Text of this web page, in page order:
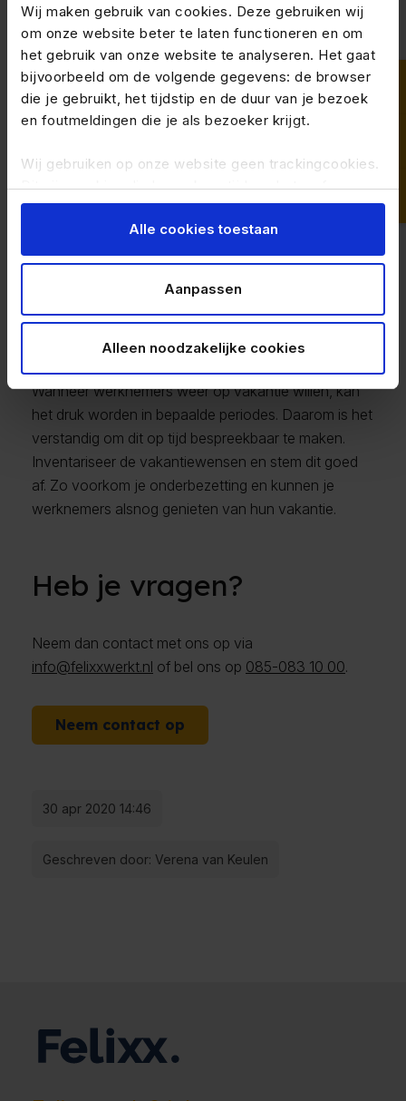
Wij maken gebruik van cookies. Deze gebruiken wij
om onze website beter te laten functioneren en om
het gebruik van onze website te analyseren. Het gaat
bijvoorbeeld om de volgende gegevens: de browser
die je gebruikt, het tijdstip en de duur van je bezoek
en foutmeldingen die je als bezoeker krijgt.
Wij gebruiken op onze website geen trackingcookies.
Dit zijn cookies die bezoekers tijdens het surfen over
andere websites kunnen volgen.
Je kunt de op jouw pc, tablet of mobiele telefoon
browsergeschiedenis te wissen in je
browserinstellingen.
Alle cookies toestaan
Aanpassen
Alleen noodzakelijke cookies
Wat betekent dit in de
praktijk?
en pensioen hebben opgebouwd in Nederland,
wordt het eenvoudiger om hun pensioen over te
regeling rondom ‘fictieve afkoop’ geen belemmering
meer vormen.
Vooruitkijken
Wanneer werknemers weer op vakantie willen, kan
het druk worden in bepaalde periodes. Daarom is het
verstandig om dit op tijd bespreekbaar te maken.
Inventariseer de vakantiewensen en stem dit goed
af. Zo voorkom je onderbezetting en kunnen je
werknemers alsnog genieten van hun vakantie.
Heb je vragen?
Neem dan contact met ons op via
info@felixxwerkt.nl of bel ons op 085-083 10 00.
Neem contact op
30 apr 2020 14:46
Geschreven door: Verena van Keulen